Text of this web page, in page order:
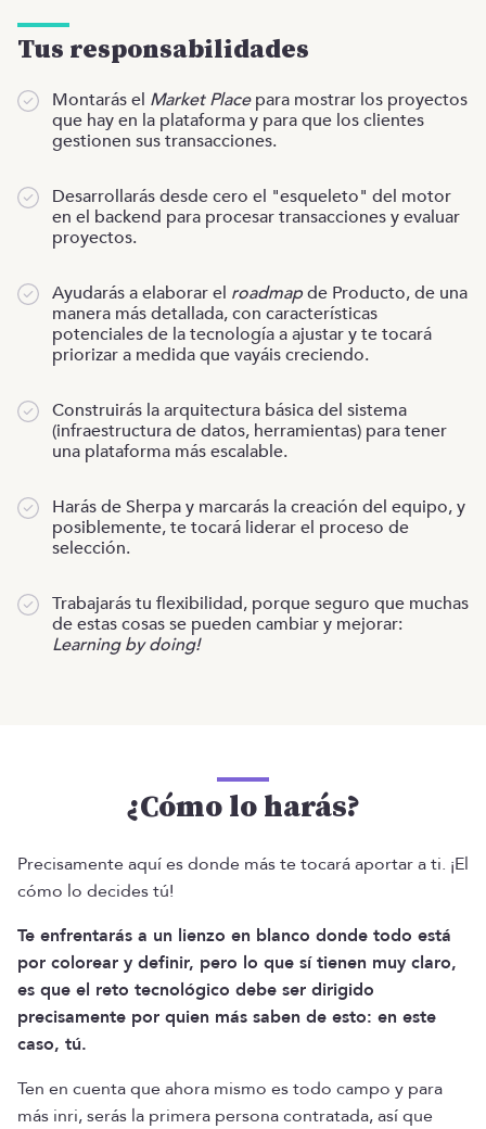
Tus responsabilidades
Montarás el Market Placepara mostrar los proyectos
que hay en la plataforma y para que los clientes
gestionen sus transacciones.
Desarrollarás desde cero el "esqueleto" del motor
en el backend para procesar transacciones y evaluar
proyectos.
Ayudarás a elaborar el roadmapde Producto, de una
manera más detallada, con características
potenciales de la tecnología a ajustar y te tocará
priorizar a medida que vayáis creciendo.
Construirás la arquitectura básica del sistema
(infraestructura de datos, herramientas) para tener
una plataforma más escalable.
Harás de Sherpa y marcarás la creación del equipo, y
posiblemente, te tocará liderar el proceso de
selección.
Trabajarás tu flexibilidad, porque seguro que muchas
de estas cosas se pueden cambiar y mejorar:
Learning by doing!
¿Cómo lo harás?
Precisamente aquí es donde más te tocará aportar a ti. ¡El
cómo lo decides tú!
Te enfrentarás a un lienzo en blanco donde todo está
por colorear y definir, pero lo que sí tienen muy claro,
es que el reto tecnológico debe ser dirigido
precisamente por quien más saben de esto: en este
caso, tú.
Ten en cuenta que ahora mismo es todo campo y para
más inri, serás la primera persona contratada, así que